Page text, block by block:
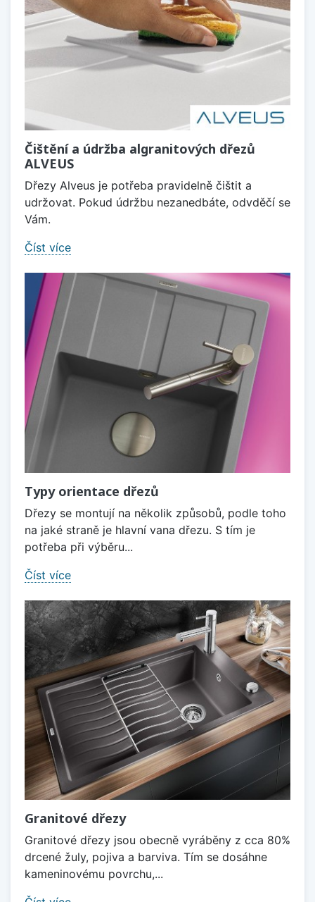
Čištění a údržba algranitových dřezů
ALVEUS
Dřezy Alveus je potřeba pravidelně čištit a
udržovat. Pokud údržbu nezanedbáte, odvděčí se
Vám.
Číst více
Typy orientace dřezů
Dřezy se montují na několik způsobů, podle toho
na jaké straně je hlavní vana dřezu. S tím je
potřeba při výběru...
Číst více
Granitové dřezy
Granitové dřezy jsou obecně vyráběny z cca 80%
drcené žuly, pojiva a barviva. Tím se dosáhne
kameninovému povrchu,...